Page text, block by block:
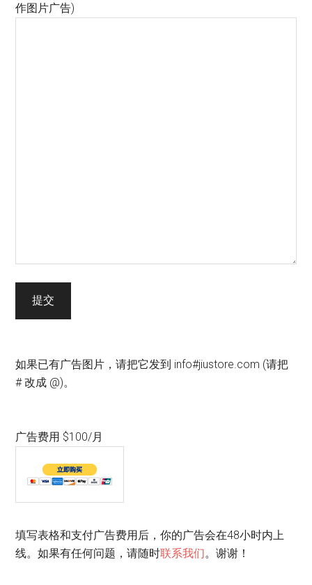
作图片广告)
提交
如果已有广告图片，请把它发到 info#jiustore.com (请把
# 改成 @)。
广告费用 $100/月
填写表格和支付广告费用后，你的广告会在48小时内上
线。如果有任何问题，请随时联系我们。谢谢！